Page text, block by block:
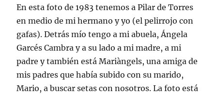
En esta foto de 1983 tenemos a Pilar de Torres
en medio de mi hermano y yo (el pelirrojo con
gafas). Detrás mío tengo a mi abuela, Ángela
Garcés Cambra y a su lado a mi madre, a mi
padre y también está Mariàngels, una amiga de
mis padres que había subido con su marido,
Mario, a buscar setas con nosotros. La foto está